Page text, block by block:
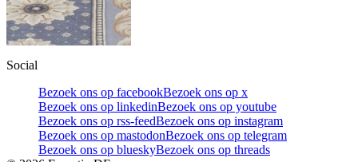
Social
Bezoek ons op facebookBezoek ons op x
Bezoek ons op linkedinBezoek ons op youtube
Bezoek ons op rss-feedBezoek ons op instagram
Bezoek ons op mastodonBezoek ons op telegram
Bezoek ons op blueskyBezoek ons op threads